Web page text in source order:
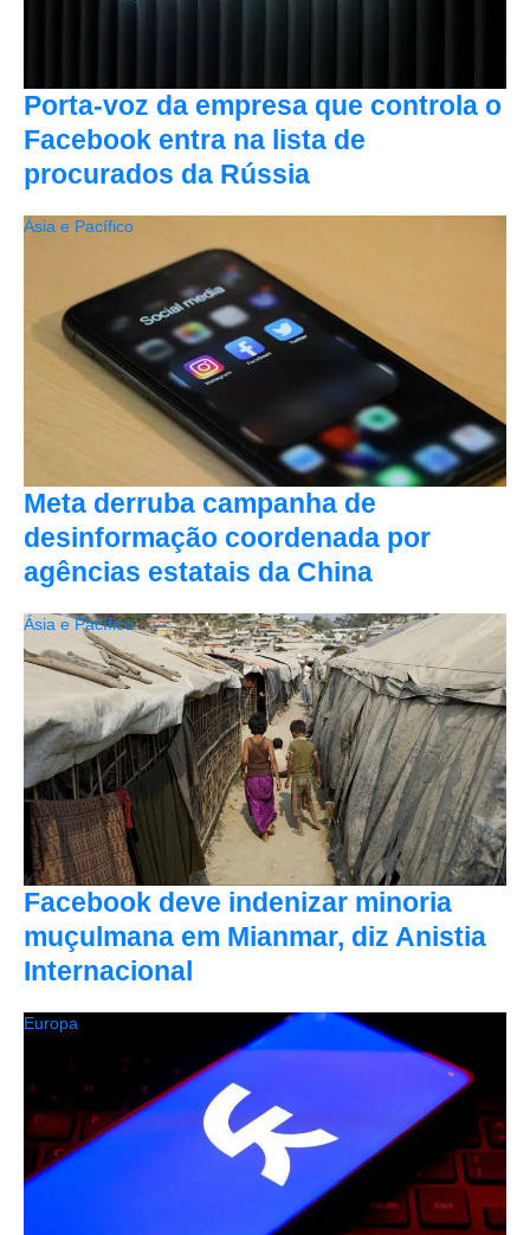
Porta-voz da empresa que controla o
Facebook entra na lista de
procurados da Rússia
Meta derruba campanha de
desinformação coordenada por
agências estatais da China
Ásia e Pacífico
Facebook deve indenizar minoria
muçulmana em Mianmar, diz Anistia
Internacional
Ásia e Pacífico
Europa